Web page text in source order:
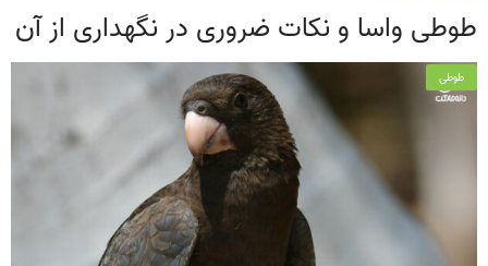
طوطی واسا و نکات ضروری در نگهداری از آن
طوطی